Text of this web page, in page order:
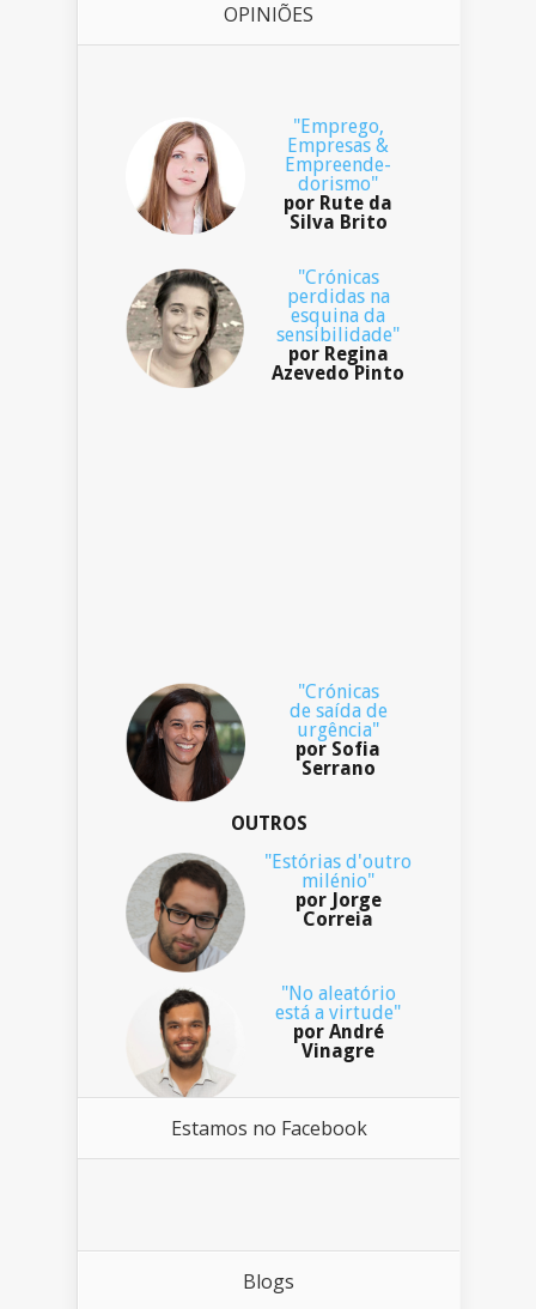
OPINIÕES
"Emprego,
Empresas &
Empreende-
dorismo"
por Rute da
Silva Brito
"Crónicas
perdidas na
esquina da
sensibilidade"
por Regina
Azevedo Pinto
"Crónicas
de saída de
urgência"
por Sofia
Serrano
OUTROS
"Estórias d'outro
milénio"
por Jorge
Correia
"No aleatório
está a virtude"
por André
Vinagre
Estamos no Facebook
Blogs